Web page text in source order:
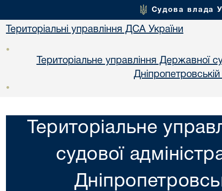
Судова влада
Територіальні управління ДСА України
•
Територіальне управління Державної
•
Територіальне
судової